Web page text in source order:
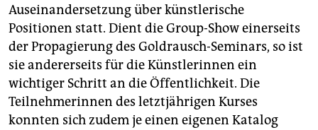
Auseinandersetzung über künstlerische
Positionen statt. Dient die Group-Show einerseits
der Propagierung des Goldrausch-Seminars, so ist
sie andererseits für die Künstlerinnen ein
wichtiger Schritt an die Öffentlichkeit. Die
Teilnehmerinnen des letztjährigen Kurses
konnten sich zudem je einen eigenen Katalog